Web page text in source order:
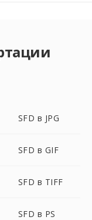
SFD в JPG
SFD в GIF
SFD в TIFF
SFD в PS